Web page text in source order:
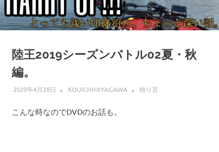
ッ
プ
陸王2019シーズンバトル02夏・秋
編。
2020年4月28日 KOUICHIMIYAGAWA 独り言
こんな時なのでDVDのお話も。